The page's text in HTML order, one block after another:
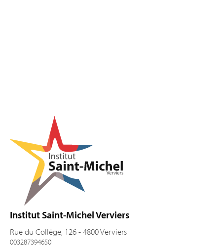
Institut Saint-Michel Verviers
Rue du Collège, 126 - 4800 Verviers
003287394650